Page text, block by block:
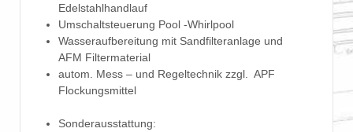
Edelstahlhandlauf
Umschaltsteuerung Pool -Whirlpool
Wasseraufbereitung mit Sandfilteranlage und
AFM Filtermaterial
autom. Mess – und Regeltechnik zzgl.
APF
Flockungsmittel
Sonderausstattung: